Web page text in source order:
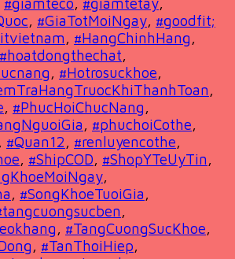
, #GiaTotMoiNgay, #goodfit;
, #HangChinhHang,
#hoatdongthechat,
, #Hotrosuckhoe,
,
, #PhucHoiChucNang,
, #phuchoiCothe,
, #Quan12, #renluyencothe,
, #ShipCOD, #ShopYTeUyTin,
,
, #SongKhoeTuoiGia,
,
, #TangCuongSucKhoe,
, #TanThoiHiep,